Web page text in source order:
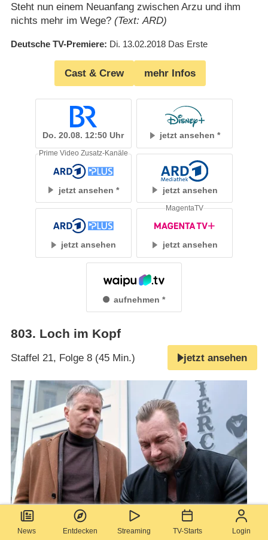
News Entdecken Streaming TV-Starts Login
Steht nun einem Neuanfang zwischen Arzu und ihm
nichts mehr im Wege? (Text: ARD)
Deutsche TV-Premiere Di. 13.02.2018 Das Erste
Cast & Crew mehr Infos
Do. 20.08. 12:50 Uhr jetzt ansehen
jetzt ansehen
Prime Video Zusatz-Kanäle
jetzt ansehen
jetzt ansehen jetzt ansehen
MagentaTV
aufnehmen
803. Loch im Kopf
Staffel 21, Folge 8 (45 Min.) jetzt ansehen
Dr. Roland Heilmann ( Thomas Rühmann
, li.) bittet Frank
Janek (
Marko Dyrlich , re.) seinen Entschluss zu